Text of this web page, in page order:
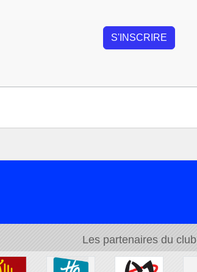
Les partenaires du club